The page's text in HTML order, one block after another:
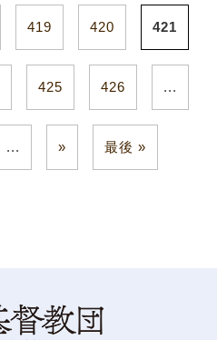
419 420 421
425 426 ...
... » 最後 »